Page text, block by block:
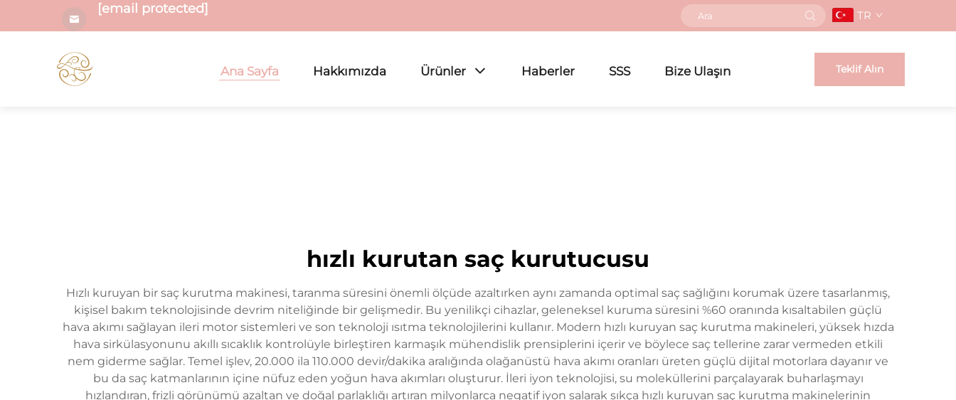
[email protected] TR
Ana Sayfa Hakkımızda Ürünler Haberler SSS Bize Ulaşın Teklif Alın
hızlı kurutan saç kurutucusu
Hızlı kuruyan bir saç kurutma makinesi, taranma süresini önemli ölçüde azaltırken aynı zamanda optimal saç sağlığını korumak üzere tasarlanmış,
kişisel bakım teknolojisinde devrim niteliğinde bir gelişmedir. Bu yenilikçi cihazlar, geleneksel kuruma süresini %60 oranında kısaltabilen güçlü
hava akımı sağlayan ileri motor sistemleri ve son teknoloji ısıtma teknolojilerini kullanır. Modern hızlı kuruyan saç kurutma makineleri, yüksek hızda
hava sirkülasyonunu akıllı sıcaklık kontrolüyle birleştiren karmaşık mühendislik prensiplerini içerir ve böylece saç tellerine zarar vermeden etkili
nem giderme sağlar. Temel işlev, 20.000 ila 110.000 devir/dakika aralığında olağanüstü hava akımı oranları üreten güçlü dijital motorlara dayanır ve
bu da saç katmanlarının içine nüfuz eden yoğun hava akımları oluşturur. İleri iyon teknolojisi, su moleküllerini parçalayarak buharlaşmayı
hızlandıran, frizli görünümü azaltan ve doğal parlaklığı artıran milyonlarca negatif iyon salarak sıkça hızlı kuruyan saç kurutma makinelerinin